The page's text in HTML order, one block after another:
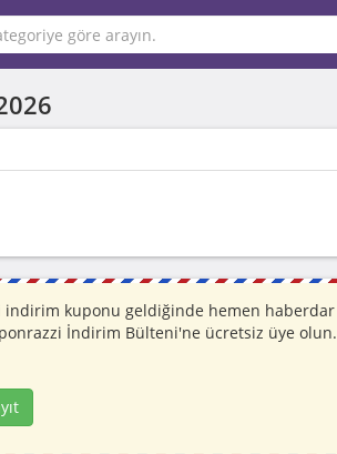
indirim kuponu geldiğinde hemen haberdar
İndirim Bülteni'ne ücretsiz üye olun.